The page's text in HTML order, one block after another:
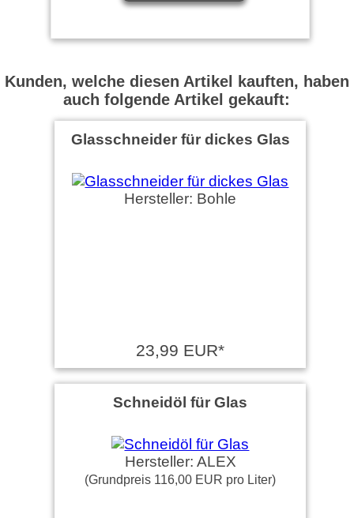
Kunden, welche diesen Artikel kauften, haben
auch folgende Artikel gekauft:
Glasschneider für dickes Glas
Hersteller: Bohle
23,99 EUR*
Schneidöl für Glas
Hersteller: ALEX
(Grundpreis 116,00 EUR pro Liter)